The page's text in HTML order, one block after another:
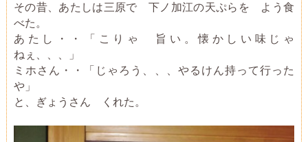
その昔、あたしは三原で 下ノ加江の天ぷらを よう食
べた。
あたし・・「こりゃ 旨い。懐かしい味じゃ
ねぇ、、、」
ミホさん・・「じゃろう、、、やるけん持って行った
や」
と、ぎょうさん くれた。